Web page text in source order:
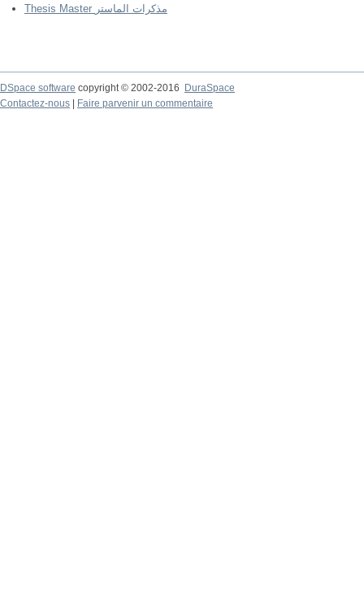
Thesis Master مذكرات الماستر
DSpace software copyright © 2002-2016
DuraSpace
Contactez-nous
Faire parvenir un commentaire